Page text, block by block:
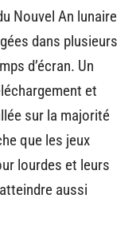
Nouvel An lunaire
dans plusieurs
d’écran. Un
et
sur la majorité
que les jeux
lourdes et leurs
aussi